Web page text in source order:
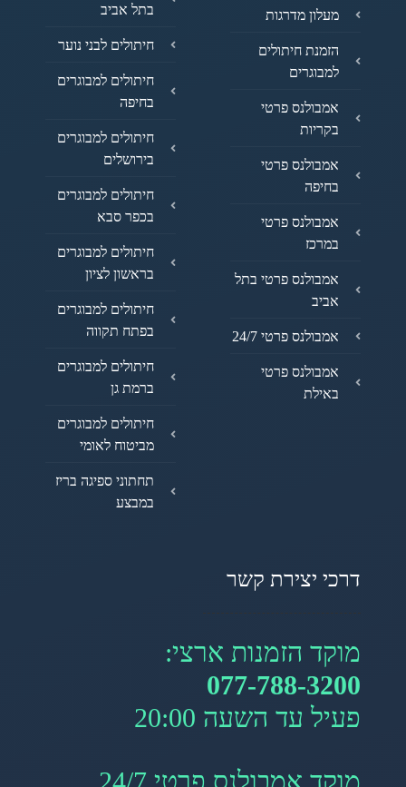
מעלון מדרגות
הזמנת חיתולים
למבוגרים
אמבולנס פרטי
בקריות
אמבולנס פרטי
בחיפה
אמבולנס פרטי
במרכז
אמבולנס פרטי בתל
אביב
אמבולנס פרטי 24/7
אמבולנס פרטי
באילת
בתל אביב
חיתולים לבני נוער
חיתולים למבוגרים
בחיפה
חיתולים למבוגרים
בירושלים
חיתולים למבוגרים
בכפר סבא
חיתולים למבוגרים
בראשון לציון
חיתולים למבוגרים
בפתח תקווה
חיתולים למבוגרים
ברמת גן
חיתולים למבוגרים
מביטוח לאומי
תחתוני ספיגה בריז
במבצע
דרכי יצירת קשר
מוקד הזמנות ארצי:
077-788-3200
פעיל עד השעה 20:00